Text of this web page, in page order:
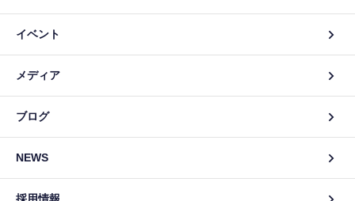
イベント
メディア
ブログ
NEWS